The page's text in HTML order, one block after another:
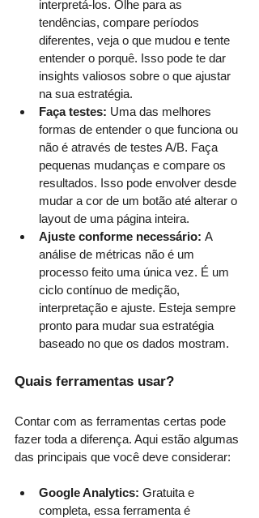
interpretá-los. Olhe para as
tendências, compare períodos
diferentes, veja o que mudou e tente
entender o porquê. Isso pode te dar
insights valiosos sobre o que ajustar
na sua estratégia.
Faça testes: Uma das melhores
formas de entender o que funciona ou
não é através de testes A/B. Faça
pequenas mudanças e compare os
resultados. Isso pode envolver desde
mudar a cor de um botão até alterar o
layout de uma página inteira.
Ajuste conforme necessário: A
análise de métricas não é um
processo feito uma única vez. É um
ciclo contínuo de medição,
interpretação e ajuste. Esteja sempre
pronto para mudar sua estratégia
baseado no que os dados mostram.
Quais ferramentas usar?
Contar com as ferramentas certas pode
fazer toda a diferença. Aqui estão algumas
das principais que você deve considerar:
Google Analytics: Gratuita e
completa, essa ferramenta é